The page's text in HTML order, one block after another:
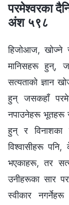
परमेश्‍वरका
अंश ५९८
हिजोआज, खोज्ने
मानिसहरू हुन्,
सत्यताको ज्ञान
हुन् जसकहाँ
नपाउनेहरू भूतहरू
हुन् र विनाशका
विश्‍वासीहरू
भएकाहरू, तर
उनीहरूका सार
स्वीकार